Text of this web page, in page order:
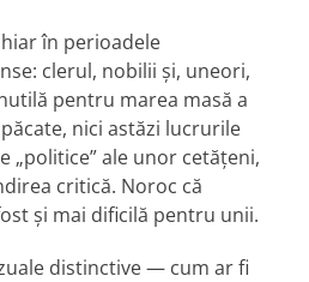
în perioadele
clerul, nobilii și, uneori,
pentru marea masă a
nici astăzi lucrurile
ale unor cetățeni,
critică. Noroc că
și mai dificilă pentru unii.
distinctive — cum ar fi